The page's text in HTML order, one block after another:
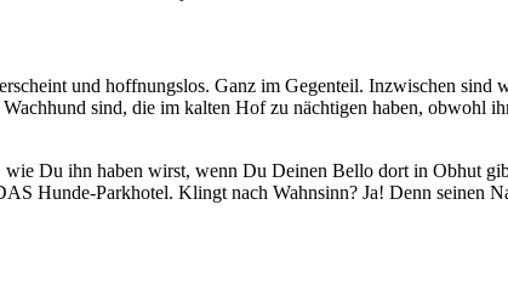
und hoffnungslos. Ganz im Gegenteil. Inzwischen sind
sind, die im kalten Hof zu nächtigen haben, obwohl
wie Du ihn haben wirst, wenn Du Deinen Bello dort in Obhut
Hunde-Parkhotel. Klingt nach Wahnsinn? Ja! Denn seinen